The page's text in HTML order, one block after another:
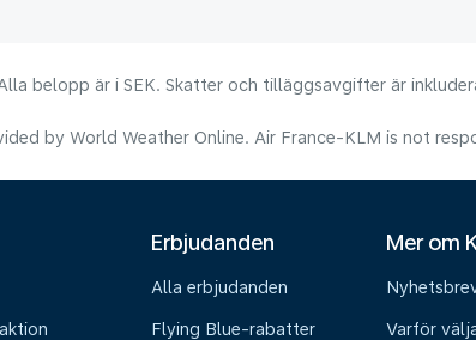
belopp är i SEK. Skatter och tilläggsavgifter är
by World Weather Online. Air France-KLM is not
Erbjudanden
Alla erbjudanden
Flying Blue-rabatter
Mer om
Varför